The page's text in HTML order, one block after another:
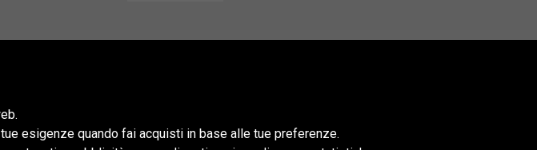
esigenze quando fai acquisti in base alle tue preferenze.